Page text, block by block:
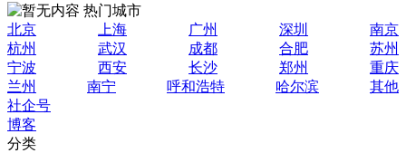
热门城市
北京
上海 广州 深圳
南京
杭州
武汉 成都 合肥
苏州
宁波
西安 长沙 郑州
重庆
兰州
南宁 呼和浩特 哈尔滨
其他
社企号
博客
分类